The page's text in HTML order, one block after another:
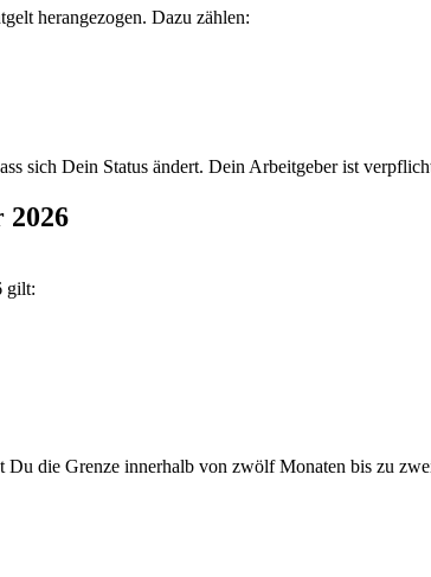
herangezogen. Dazu zählen:
sich Dein Status ändert. Dein Arbeitgeber ist
2026
gilt:
die Grenze innerhalb von zwölf Monaten bis zu